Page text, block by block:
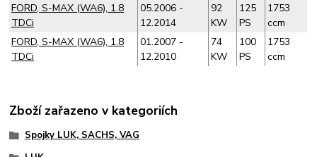
FORD, S-MAX (WA6), 1.8
TDCi
05.2006 -
12.2014
92
KW
125
PS
1753
ccm
FORD, S-MAX (WA6), 1.8
TDCi
01.2007 -
12.2010
74
KW
100
PS
1753
ccm
Zboží zařazeno v kategoriích
Spojky LUK, SACHS, VAG